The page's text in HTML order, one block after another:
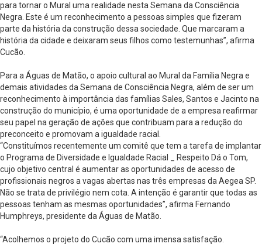
para tornar o Mural uma realidade nesta Semana da Consciência
Negra. Este é um reconhecimento a pessoas simples que fizeram
parte da história da construção dessa sociedade. Que marcaram a
história da cidade e deixaram seus filhos como testemunhas”, afirma
Cucão.
Para a Águas de Matão, o apoio cultural ao Mural da Família Negra e
demais atividades da Semana de Consciência Negra, além de ser um
reconhecimento à importância das famílias Sales, Santos e Jacinto na
construção do município, é uma oportunidade de a empresa reafirmar
seu papel na geração de ações que contribuam para a redução do
preconceito e promovam a igualdade racial.
“Constituímos recentemente um comitê que tem a tarefa de implantar
o Programa de Diversidade e Igualdade Racial _ Respeito Dá o Tom,
cujo objetivo central é aumentar as oportunidades de acesso de
profissionais negros a vagas abertas nas três empresas da Aegea SP.
Não se trata de privilégio nem cota. A intenção é garantir que todas as
pessoas tenham as mesmas oportunidades”, afirma Fernando
Humphreys, presidente da Águas de Matão.
“Acolhemos o projeto do Cucão com uma imensa satisfação.